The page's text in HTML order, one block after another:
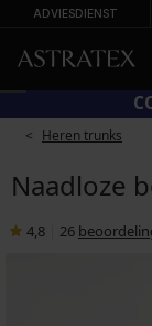
ADVIESDIENST
Heren trunks
Naadloze
4,8 26